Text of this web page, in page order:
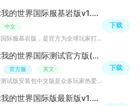
Minecraft我的世界国际服基岩版v1.26.33.1 最新版
中文
《我的世界》国际服基岩版，是官方为全球玩家打造的跨平台统一版本。它通过C++语言编写，将游戏带到了手机、
下载
Minecraft我的世界国际测试官方版(先行版)v1.26.40.22 安卓版
官方服 英文
我的世界国际测试版安装包中文版是众多玩家热爱的一款国际版我的世界手游，采用像素游戏画风，可以自由diy创
下载
Minecraft我的世界国际版最新版v1.26.33.1 官方正版